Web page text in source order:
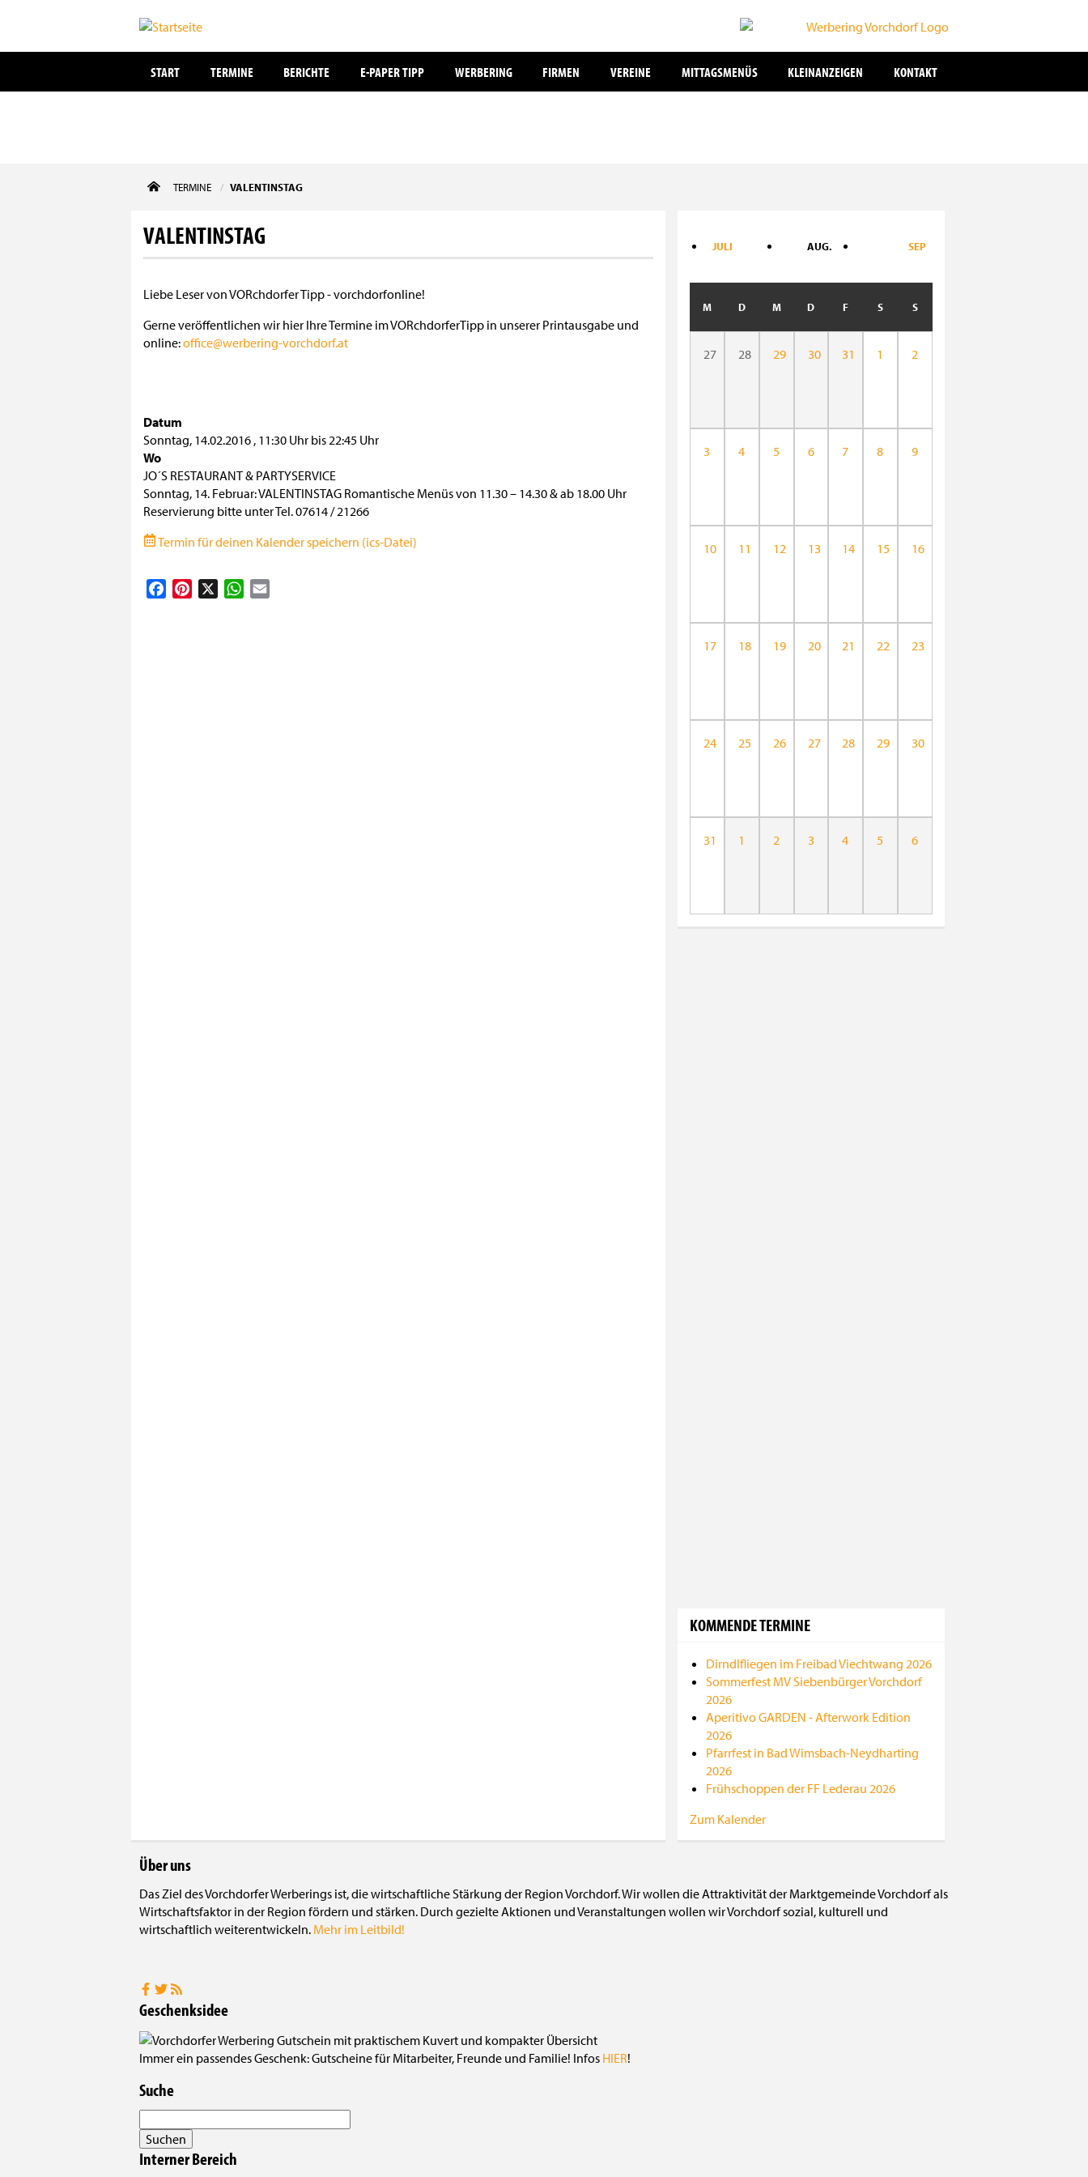
START TERMINE BERICHTE E-PAPER TIPP WERBERING FIRMEN VEREINE MITTAGSMENÜS KLEINANZEIGEN KONTAKT
TERMINE VALENTINSTAG
VALENTINSTAG
Liebe Leser von VORchdorfer Tipp - vorchdorfonline!
Gerne veröffentlichen wir hier Ihre Termine im VORchdorferTipp in unserer Printausgabe und
online:office@werbering-vorchdorf.at
Datum
Sonntag, 14.02.2016 , 11:30 Uhr bis22:45 Uhr
Wo
JO´S RESTAURANT & PARTYSERVICE
Sonntag, 14. Februar: VALENTINSTAG Romantische Menüs von 11.30 – 14.30 & ab 18.00 Uhr
Reservierung bitte unter Tel. 07614 / 21266
Termin für deinen Kalender speichern (ics-Datei)
FacebookPinterest WhatsApp
JULI AUG. SEP
M D M D F S S
27 28 29 30 31 1 2
3 4 5 6 7 8 9
10 11 12 13 14 15 16
17 18 19 20 21 22 23
24 25 26 27 28 29 30
31 1 2 3 4 5 6
KOMMENDE TERMINE
Dirndlfliegen im Freibad Viechtwang 2026
Sommerfest MV Siebenbürger Vorchdorf
2026
Aperitivo GARDEN - Afterwork Edition
2026
Pfarrfest in Bad Wimsbach-Neydharting
2026
Frühschoppen der FF Lederau 2026
Zum Kalender
Über uns
Das Ziel des Vorchdorfer Werberings ist, die wirtschaftliche Stärkung der Region Vorchdorf. Wir wollen die Attraktivität der Marktgemeinde Vorchdorf als
Wirtschaftsfaktor in der Region fördern und stärken. Durch gezielte Aktionen und Veranstaltungen wollen wir Vorchdorf sozial, kulturell und
wirtschaftlich weiterentwickeln. Mehr im Leitbild!
Geschenksidee
Immer ein passendes Geschenk: Gutscheine für Mitarbeiter, Freunde und Familie! Infos HIER!
Suche
Interner Bereich